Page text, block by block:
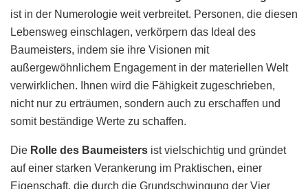
ist in der Numerologie weit verbreitet. Personen, die diesen
Lebensweg einschlagen, verkörpern das Ideal des
Baumeisters, indem sie ihre Visionen mit
außergewöhnlichem Engagement in der materiellen Welt
verwirklichen. Ihnen wird die Fähigkeit zugeschrieben,
nicht nur zu erträumen, sondern auch zu erschaffen und
somit beständige Werte zu schaffen.
Die Rolle des Baumeisters ist vielschichtig und gründet
auf einer starken Verankerung im Praktischen, einer
Eigenschaft, die durch die Grundschwingung der Vier